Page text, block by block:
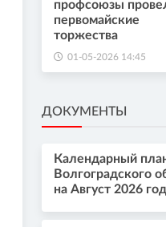
профсоюзы
первомайские
торжества
01-05-2026 14:45
ДОКУМЕНТЫ
Календарный
Волгоградского
на Август 2026